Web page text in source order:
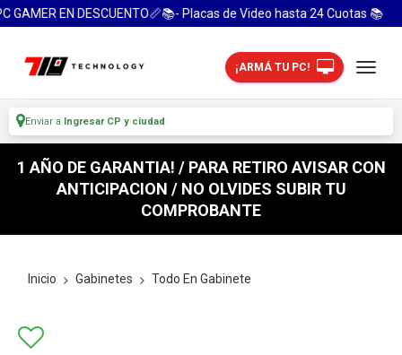
GAMER EN DESCUENTO📏📚- Placas de Video hasta 24 Cuotas 📚
¡ARMÁ TU PC!
Enviar a Ingresar CP y ciudad
1 AÑO DE GARANTIA! / PARA RETIRO AVISAR CON
ANTICIPACION / NO OLVIDES SUBIR TU
COMPROBANTE
Inicio Gabinetes Todo En Gabinete